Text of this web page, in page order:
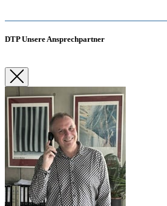
DTP Unsere Ansprechpartner